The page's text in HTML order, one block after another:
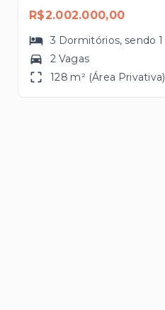
R$2.002.000,00
3 Dormitórios, sendo1
2 Vagas
128 m² (Área Privativa)